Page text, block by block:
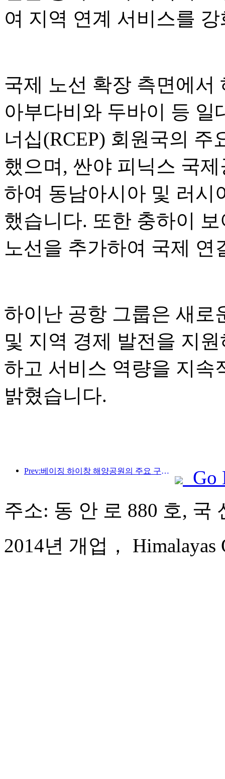
여 지역 연계 서비스를
국제 노선 확장 측면에서
아부다비와 두바이 등
너십(RCEP) 회원국의
했으며, 싼야 피닉스 국
하여 동남아시아 및 러시
했습니다. 또한 충하이
노선을 추가하여 국제
하이난 공항 그룹은 새로
및 지역 경제 발전을 지
하고 서비스 역량을 지속
밝혔습니다.
Prev:베이징 하이창 해양공원의 주요 구조물은 연내 상량될 예정이며, 완공 및 개장은 2027년으로 예상됩니다.
Go
주소: 동 안 로 880 호, 국
2014년 개업， Himalayas